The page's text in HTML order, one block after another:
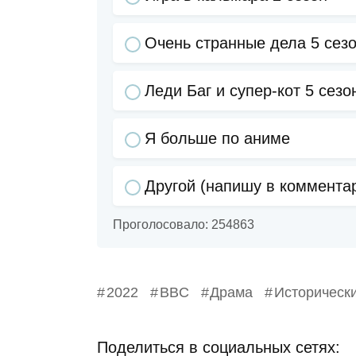
Очень странные дела 5
Леди Баг и супер-кот 5
Я больше по аниме
Другой (напишу в
Проголосовало: 254863
2022 BBC Драма
Поделиться в социальных сетях: